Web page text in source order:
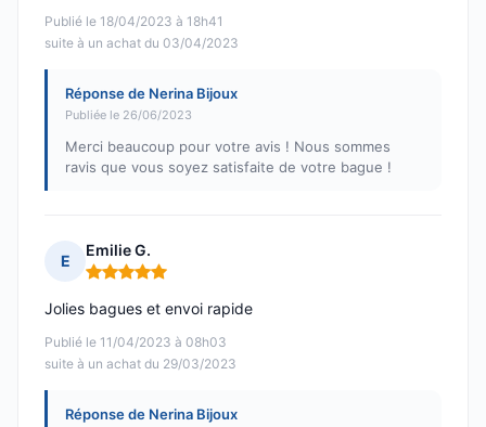
Publié le 18/04/2023 à 18h41
suite à un achat du 03/04/2023
Réponse de Nerina Bijoux
Publiée le 26/06/2023
Merci beaucoup pour votre avis ! Nous sommes
ravis que vous soyez satisfaite de votre bague !
E
Emilie G.
Note : 5 sur 5
Publié le 11/04/2023 à 08h03
suite à un achat du 29/03/2023
Jolies bagues et envoi rapide
Réponse de Nerina Bijoux